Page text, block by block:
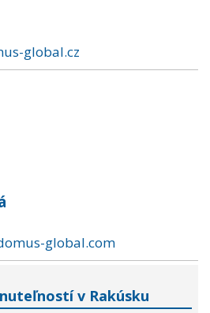
global.cz
global.com
v Rakúsku